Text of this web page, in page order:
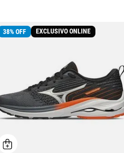
38%OFF EXCLUSIVO ONLINE